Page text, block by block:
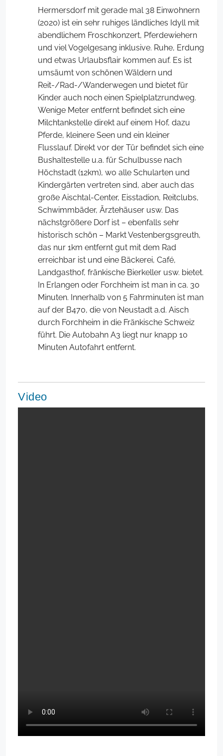
Hermersdorf mit gerade mal 38 Einwohnern
(2020) ist ein sehr ruhiges ländliches Idyll mit
abendlichem Froschkonzert, Pferdewiehern
und viel Vogelgesang inklusive. Ruhe, Erdung
und etwas Urlaubsflair kommen auf. Es ist
umsäumt von schönen Wäldern und
Reit-/Rad-/Wanderwegen und bietet für
Kinder auch noch einen Spielplatzrundweg.
Wenige Meter entfernt befindet sich eine
Milchtankstelle direkt auf einem Hof, dazu
Pferde, kleinere Seen und ein kleiner
Flusslauf. Direkt vor der Tür befindet sich eine
Bushaltestelle u.a. für Schulbusse nach
Höchstadt (12km), wo alle Schularten und
Kindergärten vertreten sind, aber auch das
große Aischtal-Center, Eisstadion, Reitclubs,
Schwimmbäder, Ärztehäuser usw. Das
nächstgrößere Dorf ist – ebenfalls sehr
historisch schön – Markt Vestenbergsgreuth,
das nur 1km entfernt gut mit dem Rad
erreichbar ist und eine Bäckerei, Café,
Landgasthof, fränkische Bierkeller usw. bietet.
In Erlangen oder Forchheim ist man in ca. 30
Minuten. Innerhalb von 5 Fahrminuten ist man
auf der B470, die von Neustadt a.d. Aisch
durch Forchheim in die Fränkische Schweiz
führt. Die Autobahn A3 liegt nur knapp 10
Minuten Autofahrt entfernt.
Video